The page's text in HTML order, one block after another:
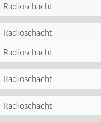
Radioschacht
Radioschacht
Radioschacht
Radioschacht
Radioschacht